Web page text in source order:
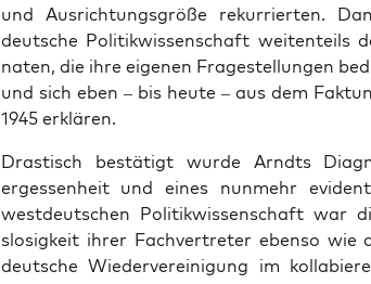
und Aus­rich­tungs­größe rekur­ri­erten.
deutsche Poli­tik­wis­senschaft weit­en­teils
nat­en, die ihre eige­nen Fragestel­lun­gen
und sich eben – bis heute – aus dem
1945 erk­lären.
Drastisch bestätigt wurde Arndts
ergessen­heit und eines nun­mehr
west­deutschen Poli­tik­wis­senschaft war
slosigkeit ihrer Fachvertreter eben­so wie
deutsche Wiedervere­ini­gung im